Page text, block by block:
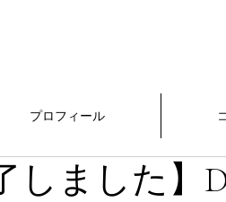
プロフィール
しました】